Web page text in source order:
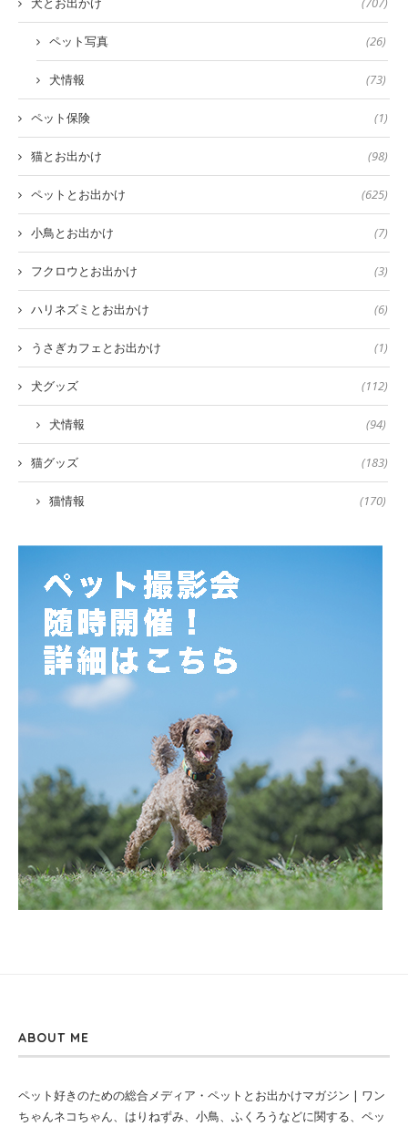
ペット写真 (26)
犬情報 (73)
ペット保険 (1)
猫とお出かけ (98)
ペットとお出かけ (625)
小鳥とお出かけ (7)
フクロウとお出かけ (3)
ハリネズミとお出かけ (6)
うさぎカフェとお出かけ (1)
犬グッズ (112)
犬情報 (94)
猫グッズ (183)
猫情報 (170)
ABOUT ME
ペット好きのための総合メディア・ペットとお出かけマガジン | ワン
ちゃんネコちゃん、はりねずみ、小鳥、ふくろうなどに関する、ペッ